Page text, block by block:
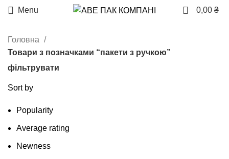
Menu 0 0,00 ₴
Головна
Товари з позначками “пакети з ручкою”
фільтрувати
Sort by
Popularity
Average rating
Newness